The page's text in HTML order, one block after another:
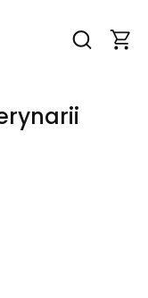
Otwórz